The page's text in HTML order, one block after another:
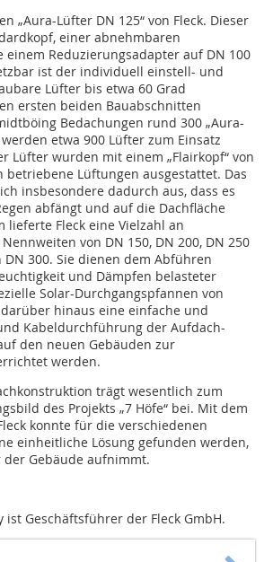
„Aura-Lüfter DN 125“ von Fleck. Dieser
einer abnehmbaren
einem Reduzierungsadapter auf DN 100
ist der individuell einstell- und
Lüfter bis etwa 60 Grad
ersten beiden Bauabschnitten
Bedachungen rund 300 „Aura-
etwa 900 Lüfter zum Einsatz
Lüfter wurden mit einem „Flairkopf“ von
betriebene Lüftungen ausgestattet. Das
insbesondere dadurch aus, dass es
abfängt und auf die Dachfläche
lieferte Fleck eine Vielzahl an
von DN 150, DN 200, DN 250
300. Sie dienen dem Abführen
und Dämpfen belasteter
Solar-Durchgangspfannen von
hinaus eine einfache und
Kabeldurchführung der Aufdach-
den neuen Gebäuden zur
werden.
trägt wesentlich zum
des Projekts „7 Höfe“ bei. Mit dem
konnte für die verschiedenen
einheitliche Lösung gefunden werden,
Gebäude aufnimmt.
ist Geschäftsführer der Fleck GmbH.